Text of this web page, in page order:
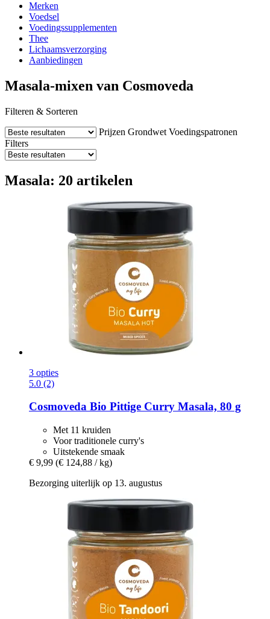
Merken
Voedsel
Voedingssupplementen
Thee
Lichaamsverzorging
Aanbiedingen
Masala-mixen van Cosmoveda
Filteren & Sorteren
Prijzen Grondwet Voedingspatronen
Filters
Masala: 20 artikelen
3 opties
5.0 (2)
Cosmoveda Bio Pittige Curry Masala, 80 g
Met 11 kruiden
Voor traditionele curry's
Uitstekende smaak
€ 9,99 (€ 124,88 / kg)
Bezorging uiterlijk op 13. augustus